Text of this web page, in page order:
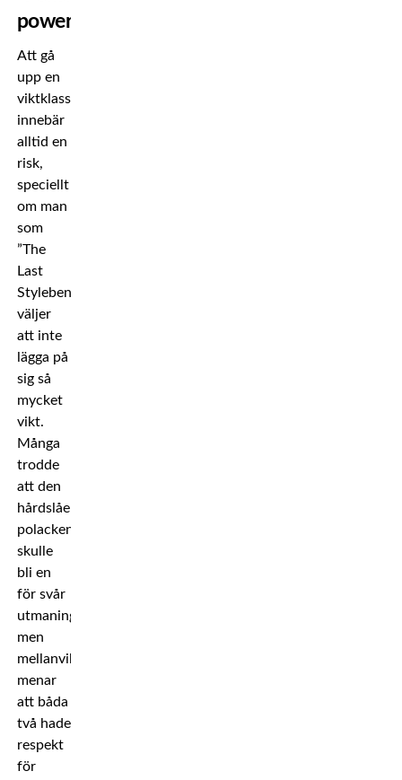
power”
Att gå
upp en
viktklass
innebär
alltid en
risk,
speciellt
om man
som
”The
Last
Stylebender”
väljer
att inte
lägga på
sig så
mycket
vikt.
Många
trodde
att den
hårdslående
polacken
skulle
bli en
för svår
utmaning,
men
mellanviktsmästaren
menar
att båda
två hade
respekt
för